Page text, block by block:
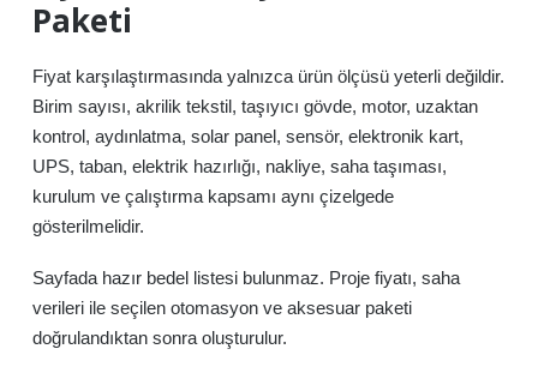
Paketi
Fiyat karşılaştırmasında yalnızca ürün ölçüsü yeterli değildir.
Birim sayısı, akrilik tekstil, taşıyıcı gövde, motor, uzaktan
kontrol, aydınlatma, solar panel, sensör, elektronik kart,
UPS, taban, elektrik hazırlığı, nakliye, saha taşıması,
kurulum ve çalıştırma kapsamı aynı çizelgede
gösterilmelidir.
Sayfada hazır bedel listesi bulunmaz. Proje fiyatı, saha
verileri ile seçilen otomasyon ve aksesuar paketi
doğrulandıktan sonra oluşturulur.